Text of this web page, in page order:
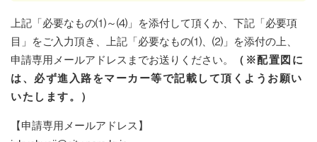
上記「必要なもの⑴～⑷」を添付して頂くか、下記「必要項
目」をご入力頂き、上記「必要なもの⑴、⑵」を添付の上、
申請専用メールアドレスまでお送りください。
（※配置図に
は、必ず進入路をマーカー等で記載して頂くようお願い
いたします。）
【申請専用メールアドレス】